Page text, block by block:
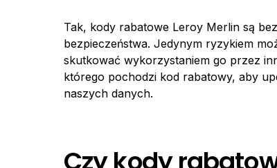
Tak, kody rabatowe Leroy Merlin są
bezpieczeństwa. Jedynym ryzykiem
skutkować wykorzystaniem go przez
którego pochodzi kod rabatowy, aby
naszych danych.